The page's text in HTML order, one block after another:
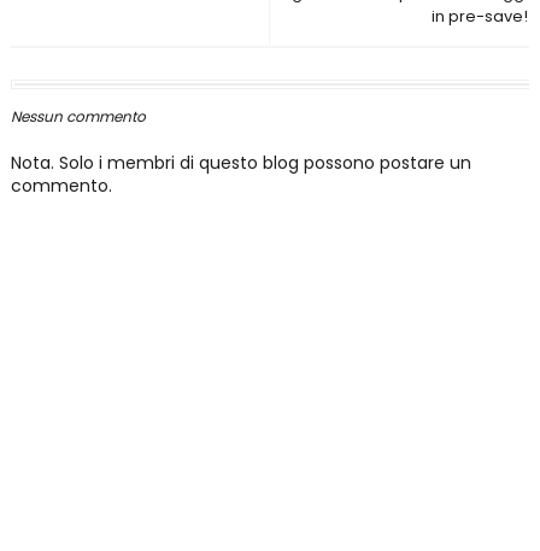
in pre-save!
Nessun commento
Nota. Solo i membri di questo blog possono postare un
commento.